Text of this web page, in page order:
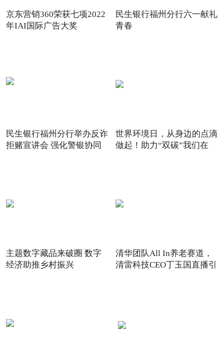
京东营销360荣获七项2022
年IAI国际广告大奖
民生银行福州分行六一献礼
青春
民生银行福州分行举办反诈
拒赌宣讲会 强化警银协同
世界环境日，从身边的点滴
做起！助力“双碳”我们在
主题数字藏品来破圈 数字
经济助推乡村振兴
清华团队All In养老赛道，
清雷科技CEO丁玉国直播引